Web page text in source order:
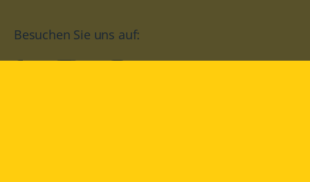
Besuchen Sie uns auf: